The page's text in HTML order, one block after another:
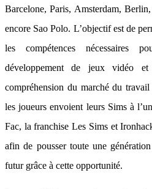
Barcelone, Paris, Amsterdam,
encore Sao Polo. L’objectif est de
les compétences nécessaires
développement de jeux vidéo
compréhension du marché du
les joueurs envoient leurs Sims à
Fac, la franchise Les Sims et
afin de pousser toute une
futur grâce à cette opportunité.